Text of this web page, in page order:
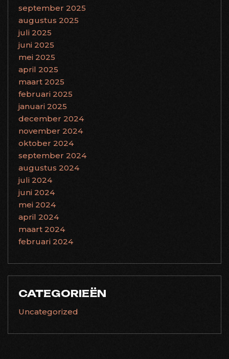
september 2025
augustus 2025
juli 2025
juni 2025
mei 2025
april 2025
maart 2025
februari 2025
januari 2025
december 2024
november 2024
oktober 2024
september 2024
augustus 2024
juli 2024
juni 2024
mei 2024
april 2024
maart 2024
februari 2024
CATEGORIEËN
Uncategorized